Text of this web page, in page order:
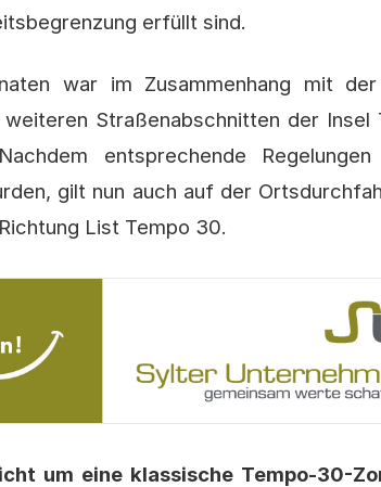
erfüllt sind.
war im Zusammenhang mit der
Straßenabschnitten der Insel
entsprechende
gilt nun auch auf der
List Tempo 30.
um eine klassische Tempo-30-